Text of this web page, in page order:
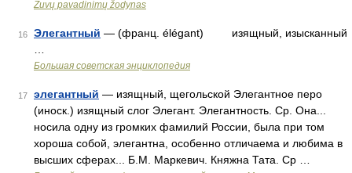
Žuvų pavadinimų žodynas
16 Элегантный — (франц. élégant) изящный, изысканный
Большая советская энциклопедия
17 элегантный — изящный, щегольской Элегантное перо
(иноск.) изящный слог Элегант. Элегантность. Ср. Она...
носила одну из громких фамилий России, была при том
хороша собой, элегантна, особенно отличаема и любима в
высших сферах... Б.М. Маркевич. Княжна Тата. Ср …